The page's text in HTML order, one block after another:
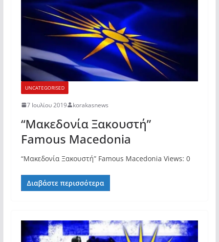
UNCATEGORISED
7 Ιουλίου 2019 korakasnews
“Μακεδονία Ξακουστή”
Famous Macedonia
“Μακεδονία Ξακουστή” Famous Macedonia Views: 0
Διαβάστε περισσότερα